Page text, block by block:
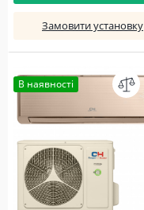
Замовити установку
В наявності